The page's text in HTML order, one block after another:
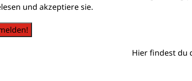
und akzeptiere sie.
Hier findest du